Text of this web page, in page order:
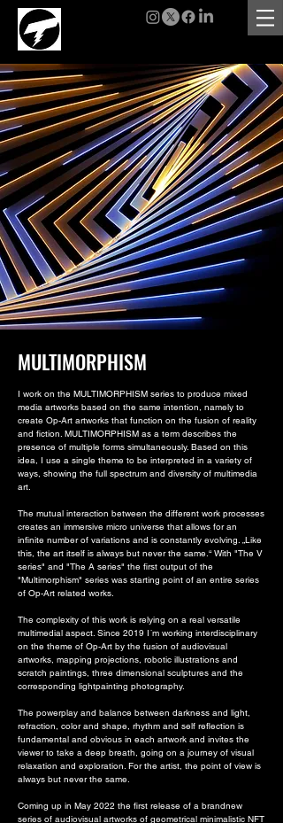
MULTIMORPHISM
I work on the MULTIMORPHISM series to produce mixed
media artworks based on the same intention, namely to
create Op-Art artworks that function on the fusion of reality
and fiction. MULTIMORPHISM as a term describes the
presence of multiple forms simultaneously. Based on this
idea, I use a single theme to be interpreted in a variety of
ways, showing the full spectrum and diversity of multimedia
art.
The mutual interaction between the different work processes
creates an immersive micro universe that allows for an
infinite number of variations and is constantly evolving. „Like
this, the art itself is always but never the same.“ With "The V
series" and "The A series" the first output of the
"Multimorphism" series was starting point of an entire series
of Op-Art related works.
The complexity of this work is relying on a real versatile
multimedial aspect. Since 2019 I´m working interdisciplinary
on the theme of Op-Art by the fusion of audiovisual
artworks, mapping projections, robotic illustrations and
scratch paintings, three dimensional sculptures and the
corresponding lightpainting photography.
The powerplay and balance between darkness and light,
refraction, color and shape, rhythm and self reflection is
fundamental and obvious in each artwork and invites the
viewer to take a deep breath, going on a journey of visual
relaxation and exploration. For the artist, the point of view is
always but never the same.
Coming up in May 2022 the first release of a brandnew
series of audiovisual artworks of geometrical minimalistic NFT